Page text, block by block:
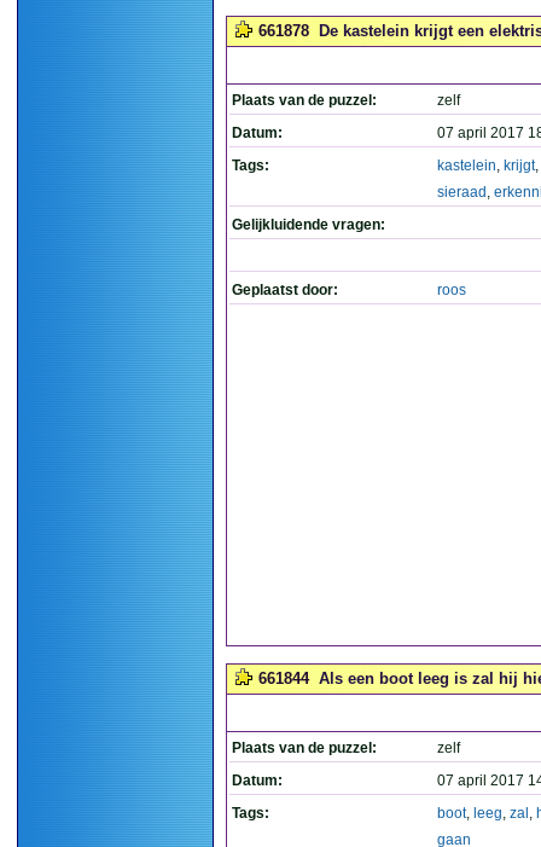
661878 De kastelein krijgt een
Plaats van de puzzel:
zelf
Datum:
07 april 2017
Tags:
kastelein, krijgt,
sieraad ,
Gelijkluidende vragen:
Geplaatst door: roos
661844 Als een boot leeg is zal hij
Plaats van de puzzel:
zelf
Datum:
07 april 2017
Tags:
boot, leeg, zal ,
gaan